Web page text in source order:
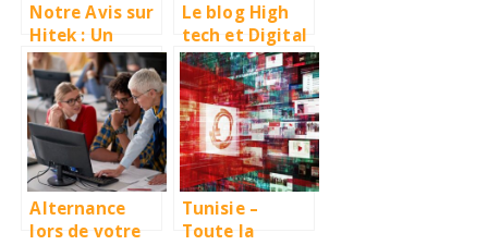
Notre Avis sur
Hitek : Un
Guide Fiable ?
Investigation
sur la
neutralité du
média
Le blog High
tech et Digital
: Guide
complet des
applications
mobiles
essentielles
pour le
teletravail
Alternance
lors de votre
Tunisie –
Toute la